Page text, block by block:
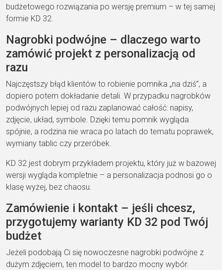
budżetowego rozwiązania po wersję premium – w tej samej
formie KD 32.
Nagrobki podwójne – dlaczego warto
zamówić projekt z personalizacją od
razu
Najczęstszy błąd klientów to robienie pomnika „na dziś”, a
dopiero potem dokładanie detali. W przypadku nagrobków
podwójnych lepiej od razu zaplanować całość: napisy,
zdjęcie, układ, symbole. Dzięki temu pomnik wygląda
spójnie, a rodzina nie wraca po latach do tematu poprawek,
wymiany tablic czy przeróbek.
KD 32 jest dobrym przykładem projektu, który już w bazowej
wersji wygląda kompletnie – a personalizacja podnosi go o
klasę wyżej, bez chaosu.
Zamówienie i kontakt – jeśli chcesz,
przygotujemy warianty KD 32 pod Twój
budżet
Jeżeli podobają Ci się nowoczesne nagrobki podwójne z
dużym zdjęciem, ten model to bardzo mocny wybór.